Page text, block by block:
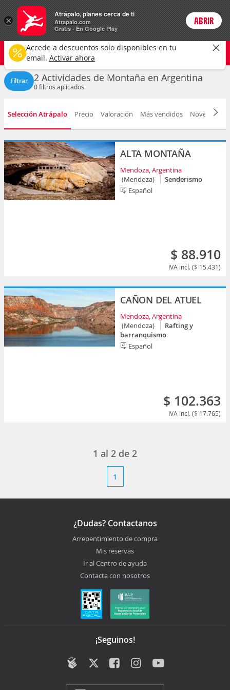
Actividades Precios enPeso
ARSCambiar moneda
Login
Argentina
Actividades de Montaña Cualquier fecha
CAMBIAR
Filtrar 2 Actividades de Montaña en Argentina
0filtros aplicados
Selección Atrápalo Precio Valoración Más vendidos Novedad
ALTA MONTAÑA
Mendoza, Argentina
(Mendoza)
Senderismo
Español
$ 88.910
IVA incl. ($ 15.431)
CAÑON DEL ATUEL
Mendoza, Argentina
(Mendoza)
Rafting y
barranquismo
Español
$ 102.363
IVA incl. ($ 17.765)
1 al 2 de 2
1
¿Dudas? Contactanos
Arrepentimiento de compra
Mis reservas
Ir al Centro de ayuda
Contacta con nosotros
¡Seguinos!
×
Atrápalo, planes cerca de ti
Atrapalo.com
Gratis - En Google Play
ABRIR
Accede a descuentos solo disponibles en tu
email. Activar ahora